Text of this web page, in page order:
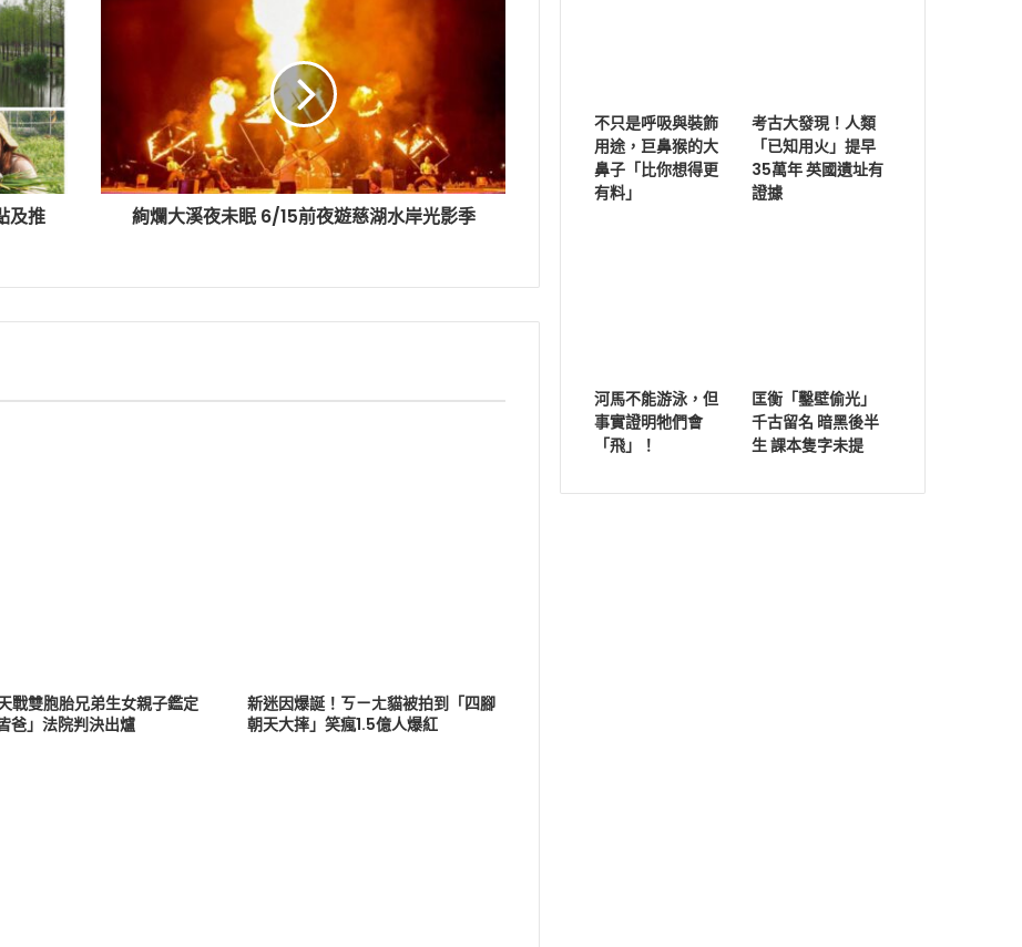
及推
絢爛大溪夜未眠 6/15前夜遊慈湖水岸光影季
戰雙胞胎兄弟生女親子鑑定
爸」法院判決出爐
新迷因爆誕！ㄎㄧㄤ貓被拍到「四腳
朝天大摔」笑瘋1.5億人爆紅
不只是呼吸與裝飾
用途，巨鼻猴的大
鼻子「比你想得更
有料」
考古大發現！人類
「已知用火」提早
35萬年 英國遺址有
證據
河馬不能游泳，但
事實證明牠們會
「飛」！
匡衡「鑿壁偷光」
千古留名 暗黑後半
生 課本隻字未提